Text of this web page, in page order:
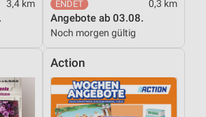
3,4 km 0,3 km
Angebote ab 03.08.
Noch morgen gültig
Action
Standortdaten
angeforderten